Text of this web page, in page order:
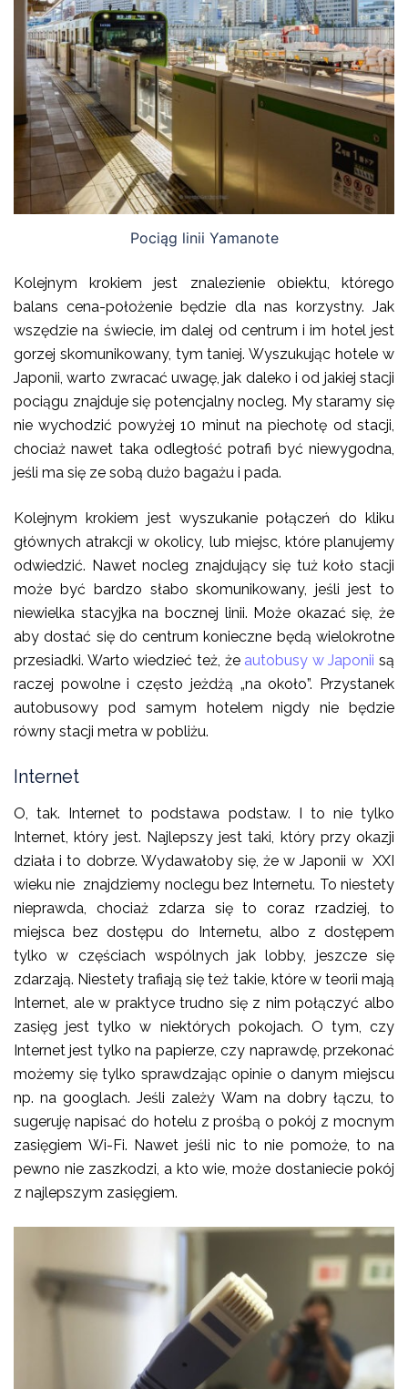
Pociąg linii Yamanote
Kolejnym krokiem jest znalezienie obiektu, którego
balans cena-położenie będzie dla nas korzystny. Jak
wszędzie na świecie, im dalej od centrum i im hotel jest
gorzej skomunikowany, tym taniej. Wyszukując hotele w
Japonii, warto zwracać uwagę, jak daleko i od jakiej stacji
pociągu znajduje się potencjalny nocleg. My staramy się
nie wychodzić powyżej 10 minut na piechotę od stacji,
chociaż nawet taka odległość potrafi być niewygodna,
jeśli ma się ze sobą dużo bagażu i pada.
Kolejnym krokiem jest wyszukanie połączeń do kliku
głównych atrakcji w okolicy, lub miejsc, które planujemy
odwiedzić. Nawet nocleg znajdujący się tuż koło stacji
może być bardzo słabo skomunikowany, jeśli jest to
niewielka stacyjka na bocznej linii. Może okazać się, że
aby dostać się do centrum konieczne będą wielokrotne
przesiadki. Warto wiedzieć też, że autobusy w Japonii są
raczej powolne i często jeżdżą „na około”. Przystanek
autobusowy pod samym hotelem nigdy nie będzie
równy stacji metra w pobliżu.
Internet
O, tak. Internet to podstawa podstaw. I to nie tylko
Internet, który jest. Najlepszy jest taki, który przy okazji
działa i to dobrze. Wydawałoby się, że w Japonii w XXI
wieku nie znajdziemy noclegu bez Internetu. To niestety
nieprawda, chociaż zdarza się to coraz rzadziej, to
miejsca bez dostępu do Internetu, albo z dostępem
tylko w częściach wspólnych jak lobby, jeszcze się
zdarzają. Niestety trafiają się też takie, które w teorii mają
Internet, ale w praktyce trudno się z nim połączyć albo
zasięg jest tylko w niektórych pokojach. O tym, czy
Internet jest tylko na papierze, czy naprawdę, przekonać
możemy się tylko sprawdzając opinie o danym miejscu
np. na googlach. Jeśli zależy Wam na dobry łączu, to
sugeruję napisać do hotelu z prośbą o pokój z mocnym
zasięgiem Wi-Fi. Nawet jeśli nic to nie pomoże, to na
pewno nie zaszkodzi, a kto wie, może dostaniecie pokój
z najlepszym zasięgiem.